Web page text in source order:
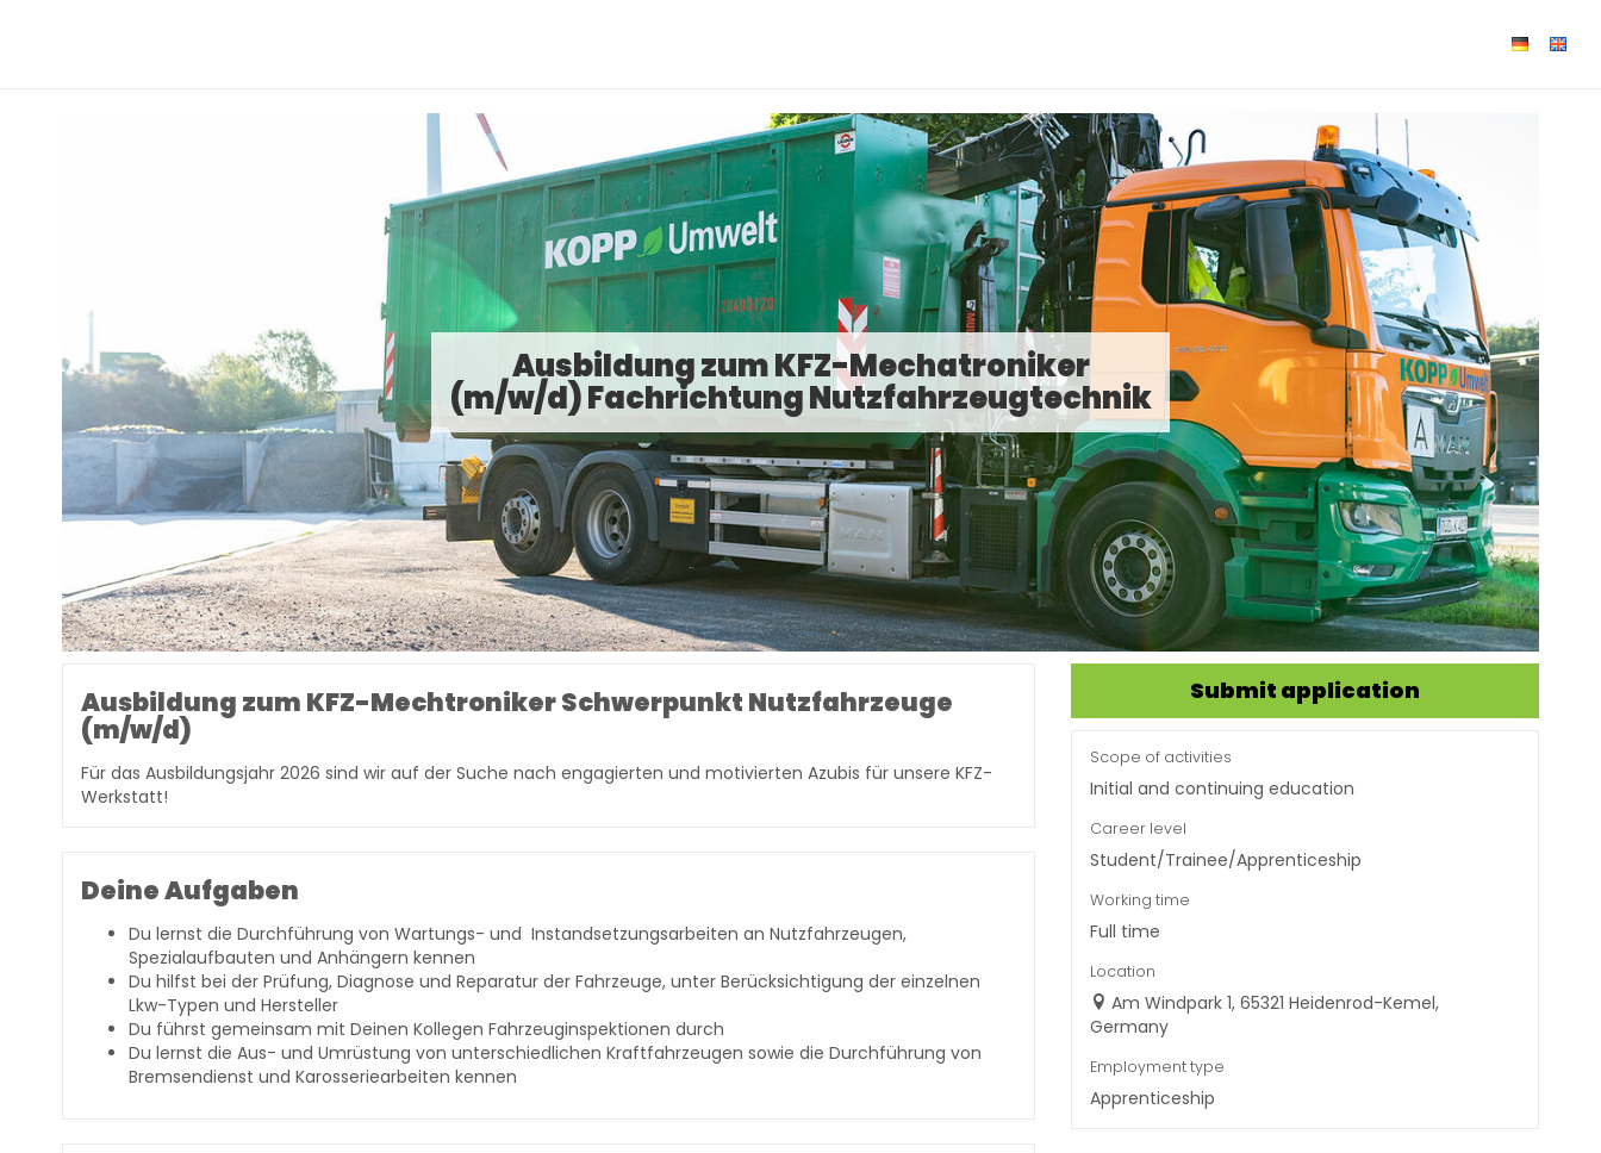
Ausbildung zum KFZ-Mechatroniker
(m/w/d) Fachrichtung Nutzfahrzeugtechnik
Ausbildung zum KFZ-Mechtroniker Schwerpunkt Nutzfahrzeuge
(m/w/d)
Für das Ausbildungsjahr 2026 sind wir auf der Suche nach engagierten und motivierten Azubis für unsere KFZ-
Werkstatt!
Deine Aufgaben
Du lernst die Durchführung von Wartungs- und Instandsetzungsarbeiten an Nutzfahrzeugen,
Spezialaufbauten und Anhängern kennen
Du hilfst bei der Prüfung, Diagnose und Reparatur der Fahrzeuge, unter Berücksichtigung der einzelnen
Lkw-Typen und Hersteller
Du führst gemeinsam mit Deinen Kollegen Fahrzeuginspektionen durch
Du lernst die Aus- und Umrüstung von unterschiedlichen Kraftfahrzeugen sowie die Durchführung von
Bremsendienst und Karosseriearbeiten kennen
Submit application
Scope of activities
Initial and continuing education
Career level
Student/Trainee/Apprenticeship
Working time
Full time
Location
Am Windpark 1, 65321 Heidenrod-Kemel,
Germany
Employment type
Apprenticeship